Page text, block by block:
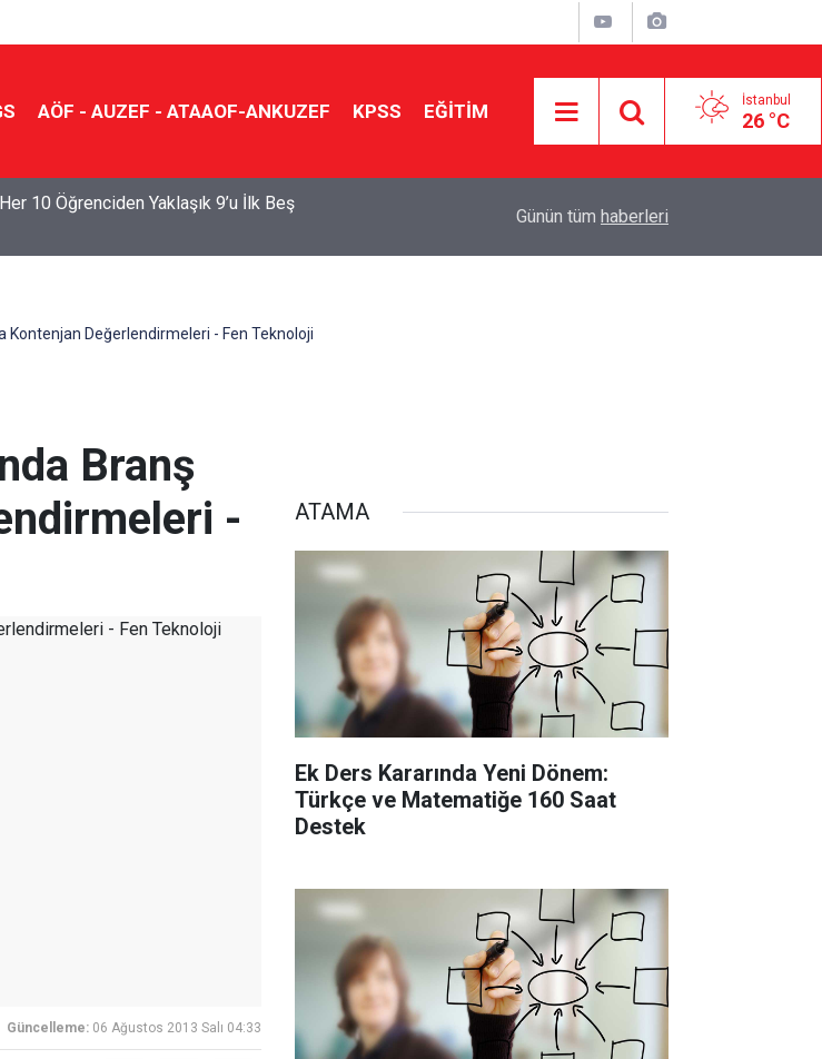
AÖF - AUZEF - ATAAOF-ANKUZEF KPSS EĞİTİM İstanbul
26 °C
10 Öğrenciden Yaklaşık 9’u İlk Beş
Yönlendiriyor?
Günün tüm haberleri
Kontenjan Değerlendirmeleri - Fen Teknoloji
Branş
-
Güncelleme: 06 Ağustos 2013 Salı 04:33
ATAMA
Ek Ders Kararında Yeni Dönem:
Türkçe ve Matematiğe 160 Saat
Destek